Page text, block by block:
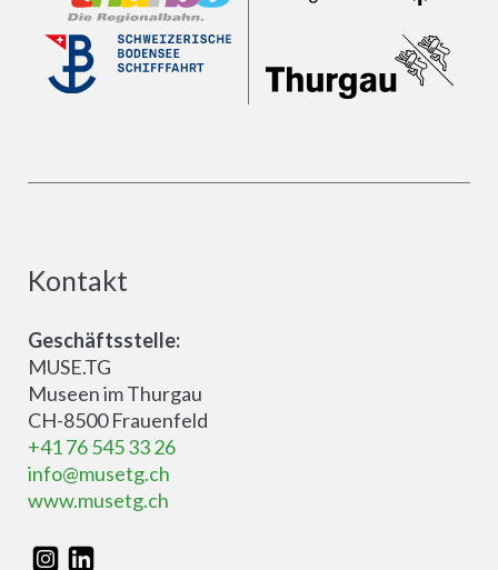
Kontakt
Geschäftsstelle:
MUSE.TG
Museen im Thurgau
CH-8500 Frauenfeld
+41 76 545 33 26
info@musetg.ch
www.musetg.ch